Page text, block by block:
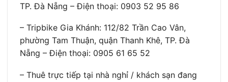
TP. Đà Nẵng – Điện thoại: 0903 52 95 86
– Tripbike Gia Khánh: 112/82 Trần Cao Vân,
phường Tam Thuận, quận Thanh Khê, TP. Đà
Nẵng – Điện thoại: 0905 61 65 52
– Thuê trực tiếp tại nhà nghỉ / khách sạn đang